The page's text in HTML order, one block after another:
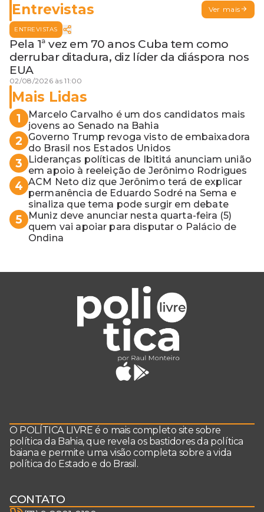
Entrevistas Ver mais
ENTREVISTAS
Pela 1ª vez em 70 anos Cuba tem como
derrubar ditadura, diz líder da diáspora nos
EUA
02/08/2026 às 11:00
Mais Lidas
1
Marcelo Carvalho é um dos candidatos mais
jovens ao Senado na Bahia
2
Governo Trump revoga visto de embaixadora
do Brasil nos Estados Unidos
3
Lideranças políticas de Ibititá anunciam união
em apoio à reeleição de Jerônimo Rodrigues
4 ACM Neto diz que Jerônimo terá de explicar
permanência de Eduardo Sodré na Sema e
sinaliza que tema pode surgir em debate
5
Muniz deve anunciar nesta quarta-feira (5)
quem vai apoiar para disputar o Palácio de
Ondina
O POLÍTICA LIVRE é o mais completo site sobre
política da Bahia, que revela os bastidores da política
baiana e permite uma visão completa sobre a vida
política do Estado e do Brasil.
CONTATO